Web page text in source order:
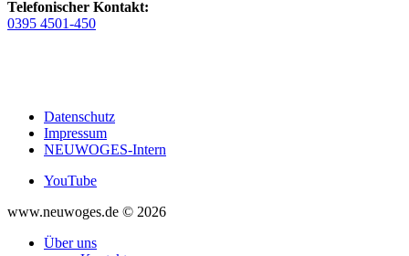
Telefonischer Kontakt:
0395 4501-450
Datenschutz
Impressum
NEUWOGES-Intern
YouTube
www.neuwoges.de © 2026
Über uns